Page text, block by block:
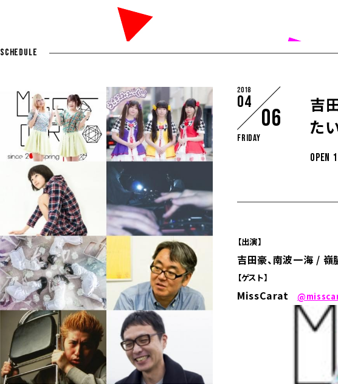
SCHEDULE
2018
04
06
Friday
吉
た
OPEN
【出演】
吉田豪、南波一海 / 嶺
【ゲスト】
MissCarat